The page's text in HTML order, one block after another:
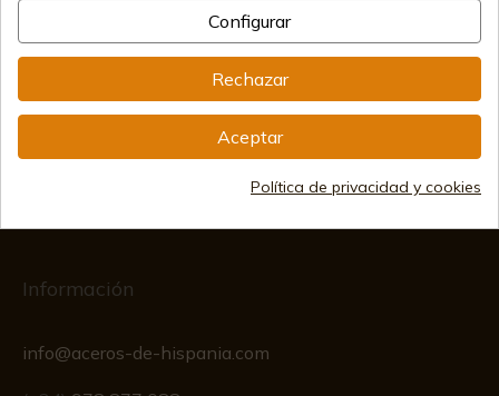
Métodos de pago seguros
Envíos internacionales
Información
info@aceros-de-hispania.com
Configurar
Rechazar
Aceptar
Política de privacidad y cookies